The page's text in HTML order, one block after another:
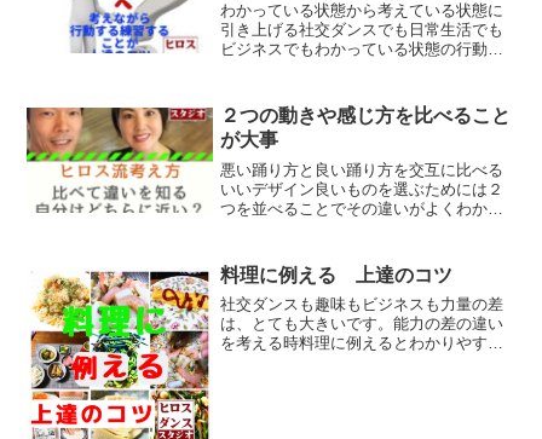
わかっている状態から考えている状態に
引き上げる社交ダンスでも日常生活でも
ビジネスでもわかっている状態の行動
す。わかっている状態から考えている状
態になるという意味は◆主観...
２つの動きや感じ方を比べること
が大事
悪い踊り方と良い踊り方を交互に比べる
いいデザイン良いものを選ぶためには２
つを並べることでその違いがよくわかり
踊ってもらうことで改善のポイントや踊
りやすさの違いをはっきり...
料理に例える 上達のコツ
社交ダンスも趣味もビジネスも力量の差
は、とても大きいです。能力の差の違い
を考える時料理に例えるとわかりやすい